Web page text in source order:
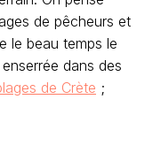
de pêcheurs et
le beau temps le
dans des
de Crète ;